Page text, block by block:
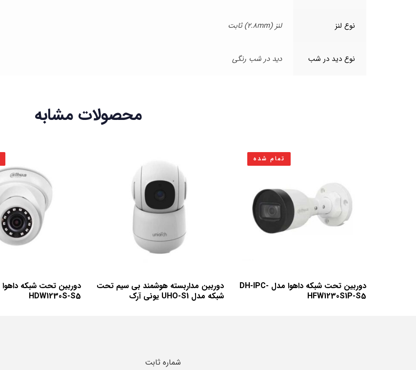
نوع لنز لنز (2.8mm) ثابت
نوع دید در شب دید در شب رنگی
محصولات مشابه
تمام شده
دوربین تحت شبکه داهوا مدل DH-IPC-
HFW1230S1P-S5
دوربین مداربسته هوشمند بی سیم تحت
شبکه مدل UHO-S1 یونی آرک
HDW1230S-S5
شماره ثابت